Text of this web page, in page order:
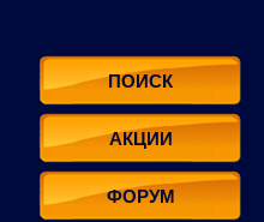
ПОИСК
АКЦИИ
ФОРУМ